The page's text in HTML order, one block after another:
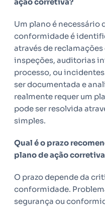
Um plano é necessário
conformidade é
através de
inspeções, auditorias
processo, ou
ser documentada e
realmente requer um
pode ser resolvida
simples.
Qual é o prazo
plano de ação
O prazo depende da
conformidade.
segurança ou